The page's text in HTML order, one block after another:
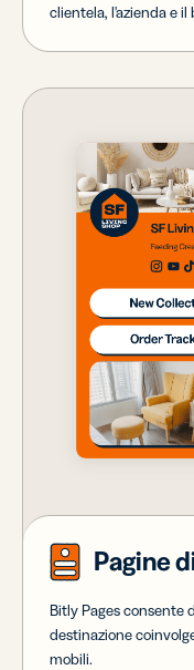
clientela, l'azienda e il
Pagine
Bitly Pages consente
destinazione
mobili.